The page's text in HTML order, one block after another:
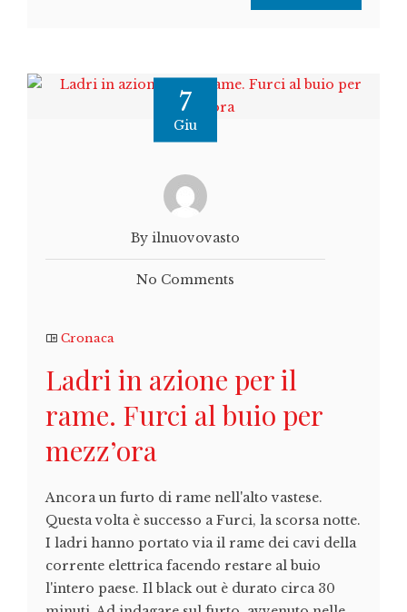
7
Giu
By ilnuovovasto
No Comments
Cronaca
Ladri in azione per il
rame. Furci al buio per
mezz’ora
Ancora un furto di rame nell'alto vastese.
Questa volta è successo a Furci, la scorsa notte.
I ladri hanno portato via il rame dei cavi della
corrente elettrica facendo restare al buio
l'intero paese. Il black out è durato circa 30